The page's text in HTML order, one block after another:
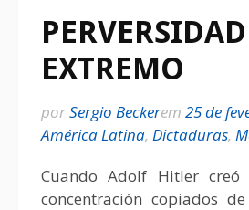
EXTREMO
porSergio Beckerem 25 de
América Latina, Dictaduras,
Cuando Adolf Hitler creó
concentración copiados